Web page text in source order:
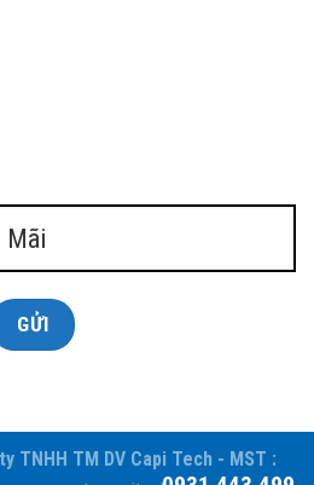
TNHH TM DV Capi Tech - MST :